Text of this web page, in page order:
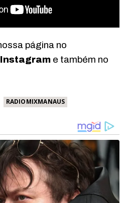
página no
Instagrame também no
RADIOMIXMANAUS